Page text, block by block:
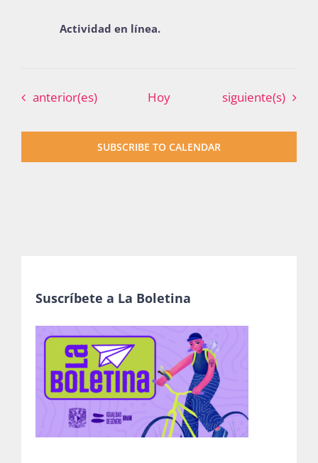
Actividad en línea.
Eventos
anterior(es) Hoy Eventos
siguiente(s)
SUBSCRIBE TO CALENDAR
Suscríbete a La Boletina